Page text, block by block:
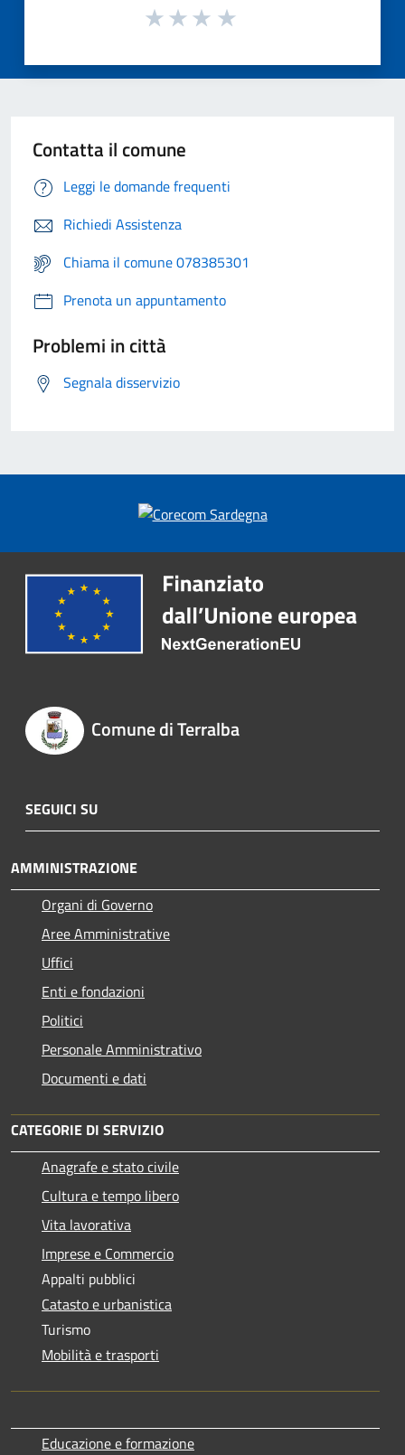
Contatta il comune
Leggi le domande frequenti
Richiedi Assistenza
Chiama il comune 078385301
Prenota un appuntamento
Problemi in città
Segnala disservizio
Comune di Terralba
SEGUICI SU
AMMINISTRAZIONE
Organi di Governo
Aree Amministrative
Uffici
Enti e fondazioni
Politici
Personale Amministrativo
Documenti e dati
CATEGORIE DI SERVIZIO
Anagrafe e stato civile
Cultura e tempo libero
Vita lavorativa
Imprese e Commercio
Appalti pubblici
Catasto e urbanistica
Turismo
Mobilità e trasporti
Educazione e formazione